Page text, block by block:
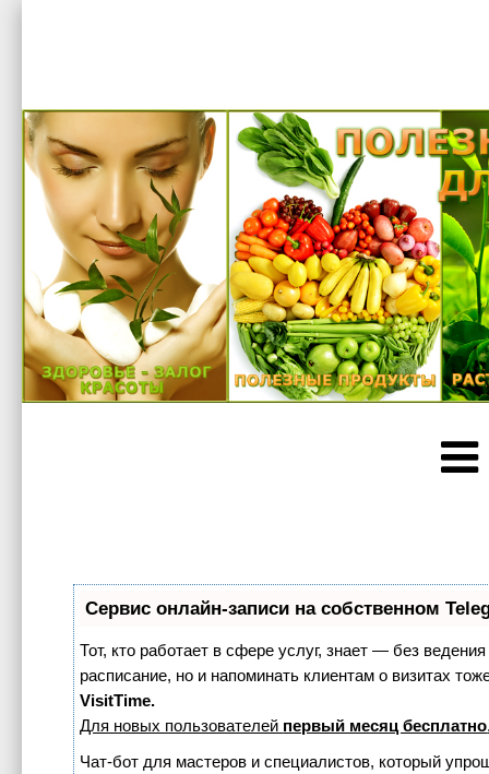
Сервис онлайн-записи на собственном
Тот, кто работает в сфере услуг, знает — без
расписание, но и напоминать клиентам о визитах
VisitTime.
Для новых пользователей первый месяц бесплатно
Чат-бот для мастеров и специалистов, который